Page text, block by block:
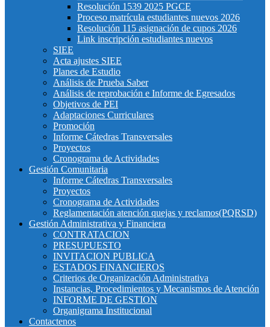
Resolución 1539 2025 PGCE
Proceso matrícula estudiantes nuevos 2026
Resolución 115 asignación de cupos 2026
Link inscripción estudiantes nuevos
SIEE
Acta ajustes SIEE
Planes de Estudio
Análisis de Prueba Saber
Análisis de reprobación e Informe de Egresados
Objetivos de PEI
Adaptaciones Curriculares
Promoción
Informe Cátedras Transversales
Proyectos
Cronograma de Actividades
Gestión Comunitaria
Informe Cátedras Transversales
Proyectos
Cronograma de Actividades
Reglamentación atención quejas y reclamos(PQRSD)
Gestión Administrativa y Financiera
CONTRATACION
PRESUPUESTO
INVITACION PUBLICA
ESTADOS FINANCIEROS
Criterios de Organización Administrativa
Instancias, Procedimientos y Mecanismos de Atención
INFORME DE GESTION
Organigrama Institucional
Contactenos